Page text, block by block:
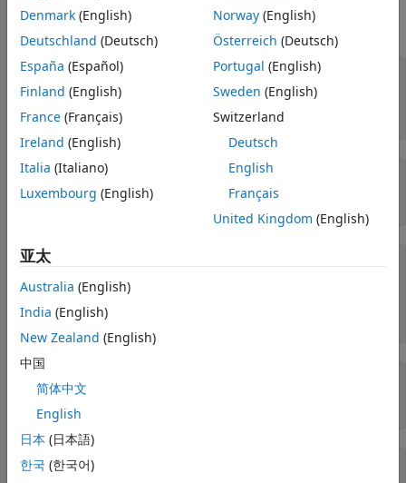
创建一个 CDF 文件并指定所使用的压缩高速缓存缓冲区的数目。
要运行此示例，当前必须位于可写文件夹中。
cdfId = cdflib.create( "your_file.cdf");
numBuf = cdflib.getCompressionCacheSize(cdfId)
numBuf =
% Set a new value
% Check the new value
numBuf = cdflib.getCompressionCacheSize(cdfId)
numBuf =
   100
% Clean up
Denmark (English)
Deutschland (Deutsch)
España (Español)
Finland (English)
France (Français)
Ireland (English)
Italia (Italiano)
Luxembourg (English)
Norway(English)
Österreich (Deutsch)
Portugal (English)
Sweden (English)
Switzerland
Deutsch
English
Français
United Kingdom (English)
亚太
Australia (English)
India (English)
New Zealand (English)
中国
简体中文
English
日本 (日本語)
한국 (한국어)